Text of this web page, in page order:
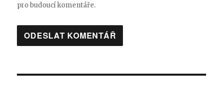
pro budoucí komentáře.